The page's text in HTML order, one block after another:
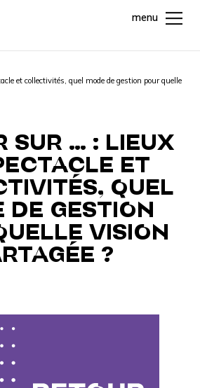
menu
et collectivités, quel mode de gestion pour quelle
SUR … : LIEUX
ET
QUEL
DE GESTION
VISION
?